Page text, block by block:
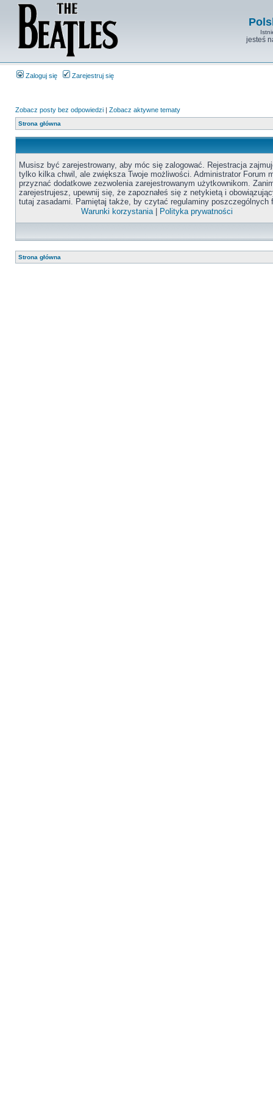
jesteś
Zaloguj się Zarejestruj się
Zobacz posty bez odpowiedzi | Zobacz aktywne tematy
Strona główna
Musisz być zarejestrowany, aby móc się zalogować. Rejestracja
tylko kilka chwil, ale zwiększa Twoje możliwości. Administrator Forum
przyznać dodatkowe zezwolenia zarejestrowanym użytkownikom.
zarejestrujesz, upewnij się, że zapoznałeś się z netykietą i
tutaj zasadami. Pamiętaj także, by czytać regulaminy poszczególnych
Warunki korzystania| Polityka prywatności
Strona główna